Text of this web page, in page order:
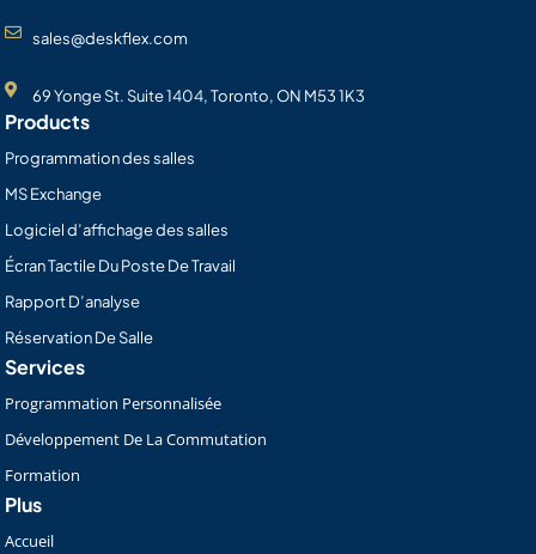
sales@deskflex.com
69 Yonge St. Suite 1404, Toronto, ON M53 1K3
Products
Programmation des salles
MS Exchange
Logiciel d’affichage des salles
Écran Tactile Du Poste De Travail
Rapport D’analyse
Réservation De Salle
Services
Programmation Personnalisée
Développement De La Commutation
Formation
Plus
Accueil